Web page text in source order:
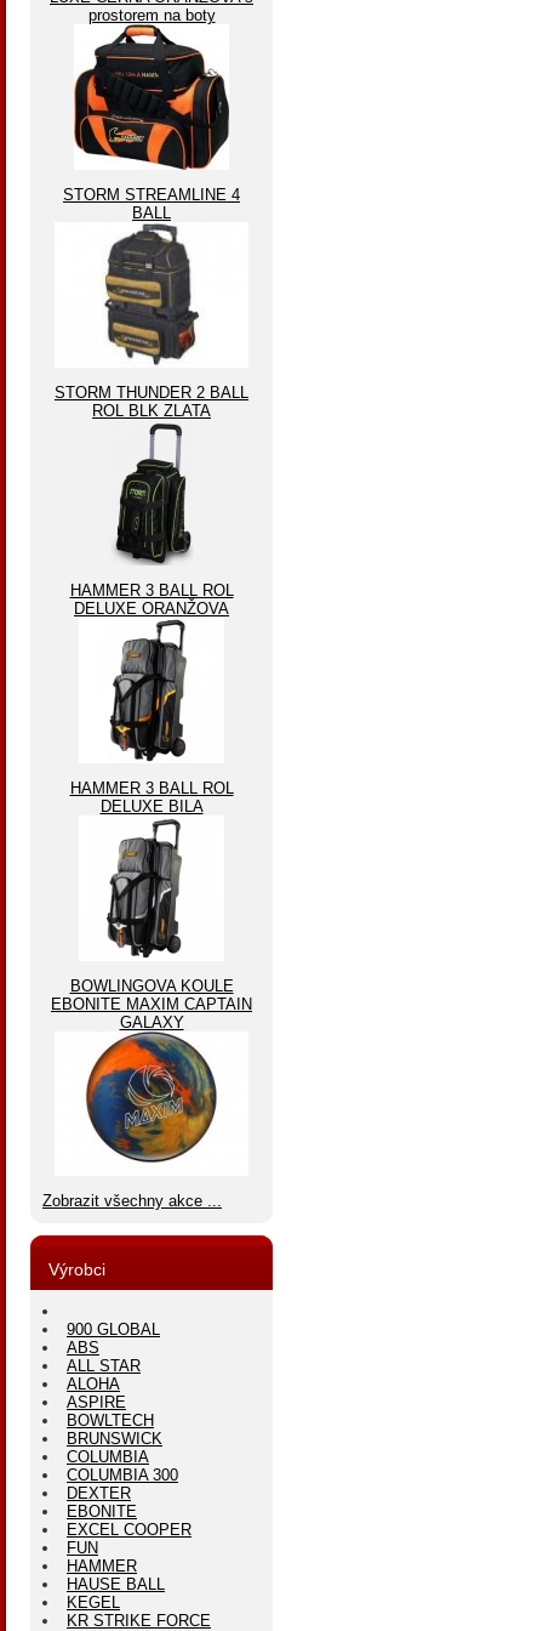
prostorem na boty
STORM STREAMLINE 4
BALL
STORM THUNDER 2 BALL
ROL BLK ZLATA
HAMMER 3 BALL ROL
DELUXE ORANŽOVA
HAMMER 3 BALL ROL
DELUXE BILA
BOWLINGOVA KOULE
EBONITE MAXIM CAPTAIN
GALAXY
Zobrazit všechny akce ...
Výrobci
900 GLOBAL
ABS
ALL STAR
ALOHA
ASPIRE
BOWLTECH
BRUNSWICK
COLUMBIA
COLUMBIA 300
DEXTER
EBONITE
EXCEL COOPER
FUN
HAMMER
HAUSE BALL
KEGEL
KR STRIKE FORCE